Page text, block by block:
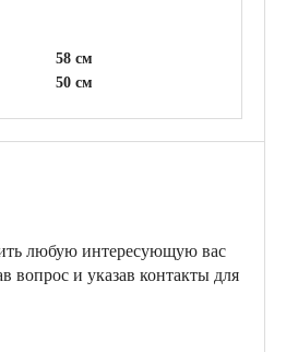
58 см
50 см
любую интересующую вас
вопрос и указав контакты для